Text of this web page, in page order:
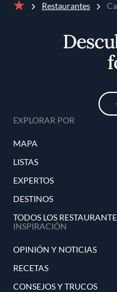
Restaurantes
EXPLORAR POR
MAPA
LISTAS
EXPERTOS
DESTINOS
TODOS LOS
INSPIRACIÓN
OPINIÓN Y NOTICIAS
RECETAS
CONSEJOS Y TRUCOS